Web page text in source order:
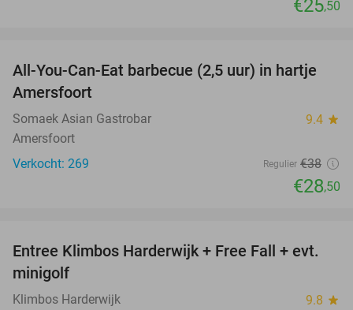
€25,50
25%
All-You-Can-Eat barbecue (2,5 uur) in hartje
Amersfoort
Somaek Asian Gastrobar 9.4 star
Amersfoort
Verkocht: 269
Regulier €38
€28,50
30%
Entree Klimbos Harderwijk + Free Fall + evt.
minigolf
Klimbos Harderwijk 9.8 star